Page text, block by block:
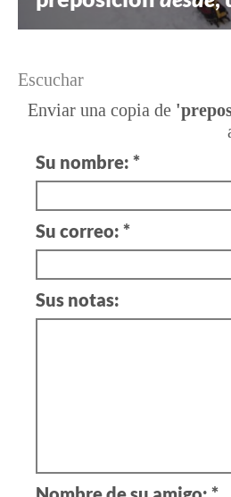
Escuchar
Enviar una copia de
Su nombre: *
Su correo: *
Sus notas: